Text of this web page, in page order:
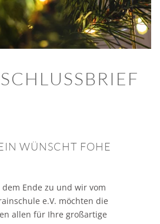
WÜNSCHT FOHE
dem Ende zu und wir vom
e.V. möchten die
allen für Ihre großartige